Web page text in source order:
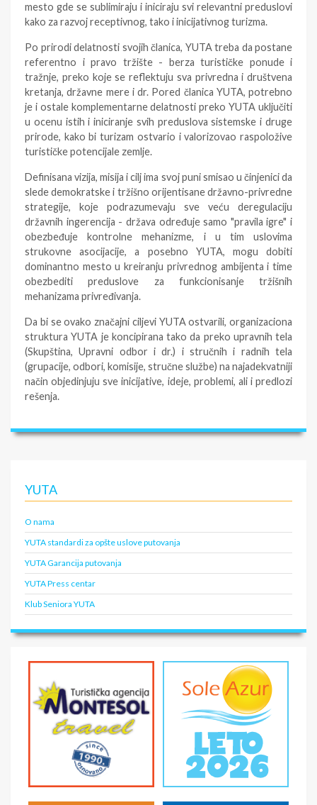
mesto gde se sublimiraju i iniciraju svi relevantni preduslovi
kako za razvoj receptivnog, tako i inicijativnog turizma.
Po prirodi delatnosti svojih članica, YUTA treba da postane
referentno i pravo tržište - berza turističke ponude i
tražnje, preko koje se reflektuju sva privredna i društvena
kretanja, državne mere i dr. Pored članica YUTA, potrebno
je i ostale komplementarne delatnosti preko YUTA uključiti
u ocenu istih i iniciranje svih preduslova sistemske i druge
prirode, kako bi turizam ostvario i valorizovao raspoložive
turističke potencijale zemlje.
Definisana vizija, misija i cilj ima svoj puni smisao u činjenici da
slede demokratske i tržišno orijentisane državno-privredne
strategije, koje podrazumevaju sve veću deregulaciju
državnih ingerencija - država određuje samo "pravila igre" i
obezbeđuje kontrolne mehanizme, i u tim uslovima
strukovne asocijacije, a posebno YUTA, mogu dobiti
dominantno mesto u kreiranju privrednog ambijenta i time
obezbediti preduslove za funkcionisanje tržišnih
mehanizama privređivanja.
Da bi se ovako značajni ciljevi YUTA ostvarili, organizaciona
struktura YUTA je koncipirana tako da preko upravnih tela
(Skupština, Upravni odbor i dr.) i stručnih i radnih tela
(grupacije, odbori, komisije, stručne službe) na najadekvatniji
način objedinjuju sve inicijative, ideje, problemi, ali i predlozi
rešenja.
YUTA
O nama
YUTA standardi za opšte uslove putovanja
YUTA Garancija putovanja
YUTA Press centar
Klub Seniora YUTA